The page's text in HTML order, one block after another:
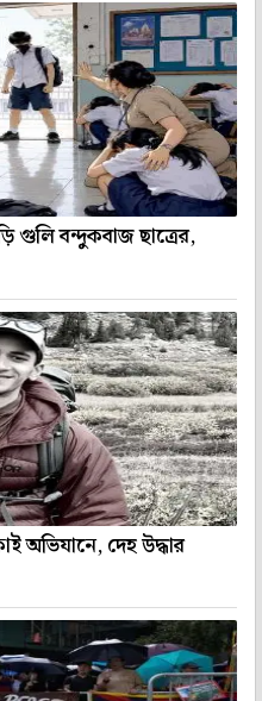
গুলি বন্দুকবাজ ছাত্রের,
অভিযানে, দেহ উদ্ধার